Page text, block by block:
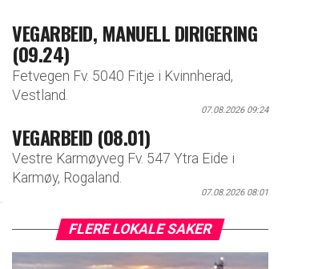
VEGARBEID, MANUELL DIRIGERING
(09.24)
Fetvegen Fv. 5040 Fitje i Kvinnherad,
Vestland.
07.08.2026 09:24
VEGARBEID (08.01)
Vestre Karmøyveg Fv. 547 Ytra Eide i
Karmøy, Rogaland.
07.08.2026 08:01
FLERE LOKALE SAKER